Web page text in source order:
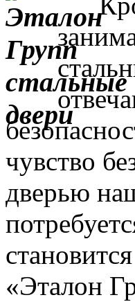
чувство
дверью
«Эталон